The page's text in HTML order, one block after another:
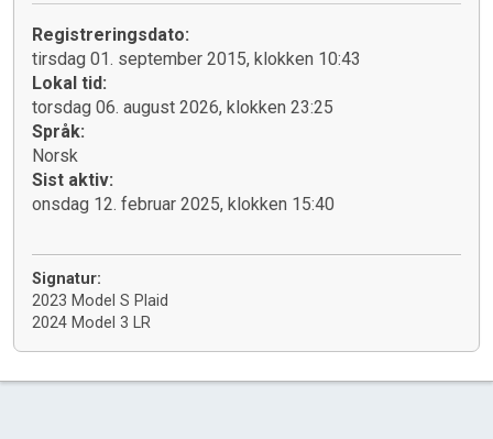
Registreringsdato:
tirsdag 01. september 2015, klokken 10:43
Lokal tid:
torsdag 06. august 2026, klokken 23:25
Språk:
Norsk
Sist aktiv:
onsdag 12. februar 2025, klokken 15:40
Signatur:
2023 Model S Plaid
2024 Model 3 LR